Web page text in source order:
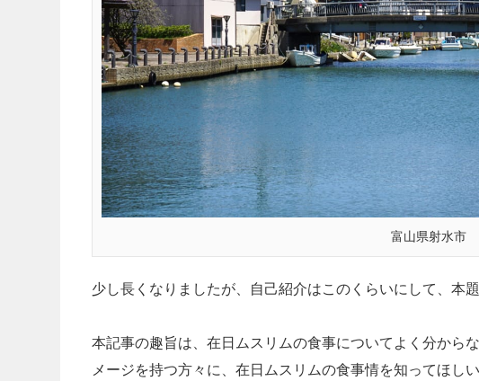
富山県射水市
少し長くなりましたが、自己紹介はこのくらいにして、本
本記事の趣旨は、在日ムスリムの食事についてよく分から
メージを持つ方々に、在日ムスリムの食事情を知ってほし